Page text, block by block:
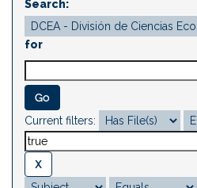
Search:
for
Current filters: